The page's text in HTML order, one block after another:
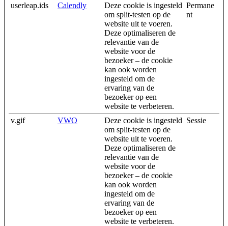
userleap.ids
Calendly
Deze cookie is ingesteld
om split-testen op de
website uit te voeren.
Deze optimaliseren de
relevantie van de
website voor de
bezoeker – de cookie
kan ook worden
ingesteld om de
ervaring van de
bezoeker op een
website te verbeteren.
Permane
nt
v.gif VWO
Deze cookie is ingesteld
om split-testen op de
website uit te voeren.
Deze optimaliseren de
relevantie van de
website voor de
bezoeker – de cookie
kan ook worden
ingesteld om de
ervaring van de
bezoeker op een
website te verbeteren.
Sessie